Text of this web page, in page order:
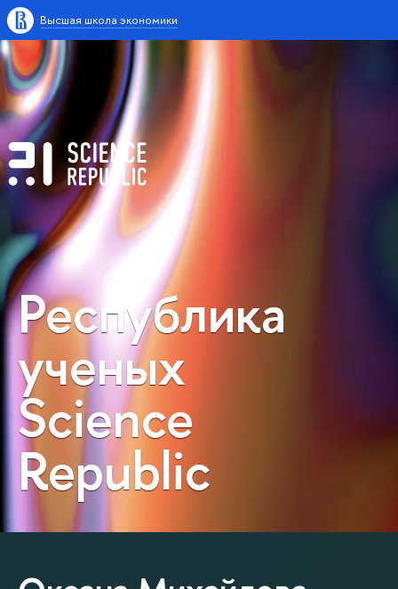
Высшая школа экономики
Республика
ученых
Science
Republic